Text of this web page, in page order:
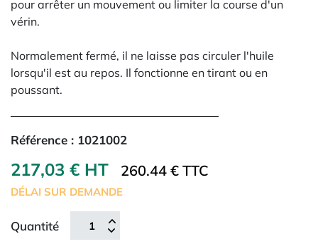
pour arrêter un mouvement ou limiter la course d'un
vérin.
Normalement fermé, il ne laisse pas circuler l'huile
lorsqu'il est au repos. Il fonctionne en tirant ou en
poussant.
Référence : 1021002
217,03 € HT 260.44 € TTC
DÉLAI SUR DEMANDE
Quantité